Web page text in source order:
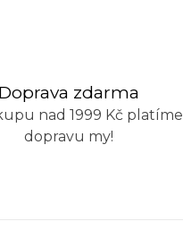
Doprava zdarma
nad 1999 Kč platíme
dopravu my!